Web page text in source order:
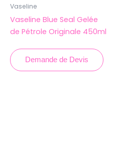
Vaseline
Vaseline Blue Seal Gelée
de Pétrole Originale 450ml
Demande de Devis